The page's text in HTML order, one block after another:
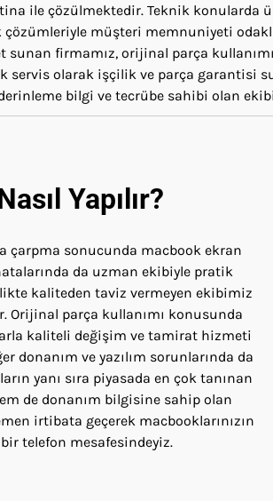
ile çözülmektedir. Teknik konularda
müşteri memnuniyeti
sunan firmamız, orijinal parça
servis olarak işçilik ve parça garantisi
bilgi ve tecrübe sahibi olan
Yapılır?
çarpma sonucunda macbook ekran
da uzman ekibiyle pratik
kaliteden taviz vermeyen ekibimiz
Orijinal parça kullanımı konusunda
kaliteli değişim ve tamirat hizmeti
donanım ve yazılım sorunlarında da
yanı sıra piyasada en çok tanınan
de donanım bilgisine sahip olan
irtibata geçerek macbooklarınızın
telefon mesafesindeyiz.